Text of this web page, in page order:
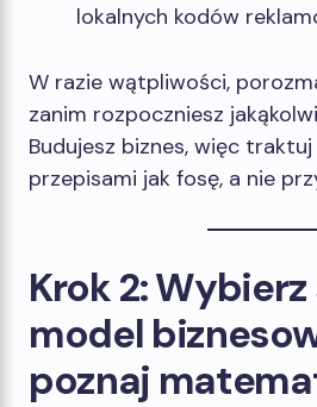
lokalnych kodów
W razie wątpliwości,
zanim rozpoczniesz
Budujesz biznes, więc
przepisami jak fosę, a nie
Krok 2:
model
poznaj